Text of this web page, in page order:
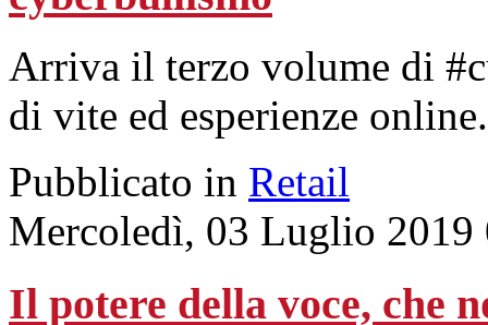
Arriva il terzo volume di
di vite ed esperienze online.
Pubblicato in Retail
Mercoledì, 03 Luglio 2019
Il potere della voce, che